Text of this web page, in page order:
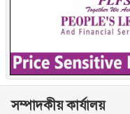
সম্পাদকীয় কার্যালয়